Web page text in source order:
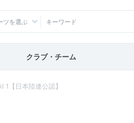
ツを選ぶ
クラブ・チーム
1【日本陸連公認】